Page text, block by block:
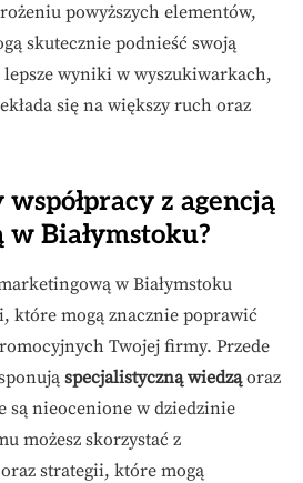
powyższych elementów,
skutecznie podnieść swoją
wyniki w wyszukiwarkach,
się na większy ruch oraz
z agencją
Białymstoku?
w Białymstoku
które mogą znacznie poprawić
Twojej firmy. Przede
specjalistyczną wiedząoraz
są nieocenione w dziedzinie
możesz skorzystać z
strategii, które mogą